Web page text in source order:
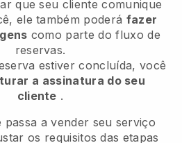
que seu cliente comunique
ele também poderá fazer
como parte do fluxo de
reservas.
estiver concluída, você
a assinatura do seu
cliente .
passa a vender seu serviço
os requisitos das etapas